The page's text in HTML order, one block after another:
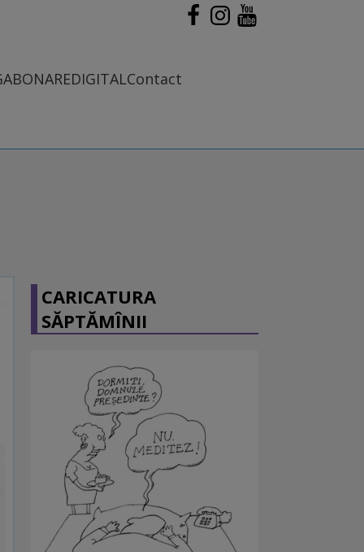
ABONAREDIGITALContact
CARICATURA
SĂPTĂMÎNII